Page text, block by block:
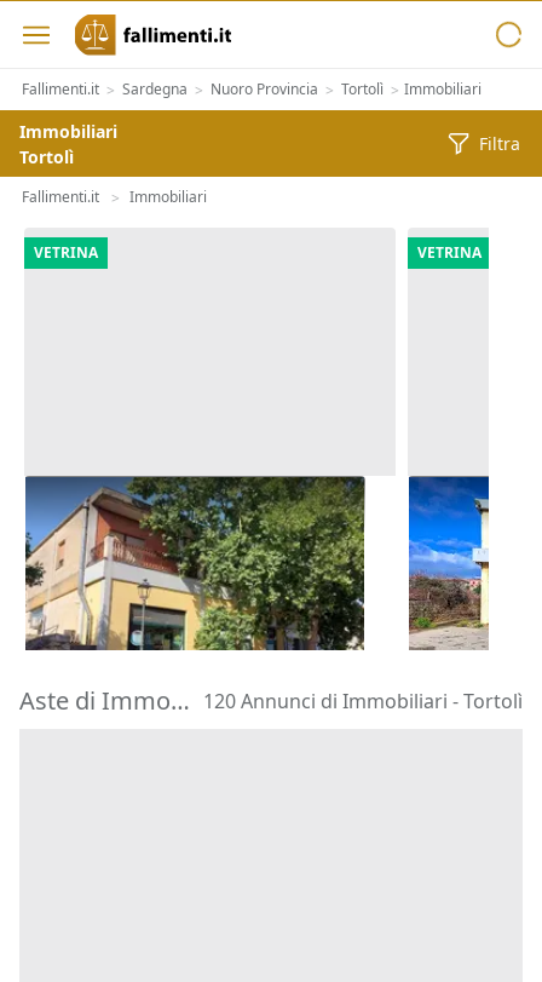
Fallimenti.it > Sardegna > Nuoro Provincia > Tortolì > Immobiliari
Immobiliari
Tortolì
Filtra
Fallimenti.it > Immobiliari
VETRINA
Asta Alloggio e lastrico solare in
edificio polifunzionale
Isili (Cagliari)
66.960 €
30/10/2026
VETRINA
Asta
abitazione
Irgoli
103.612 €
20/10/2026
Aste di Immobiliari Tortolì 120 Annunci di Immobiliari - Tortolì